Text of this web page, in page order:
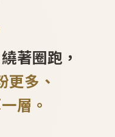
著圈跑，
更多、
層。